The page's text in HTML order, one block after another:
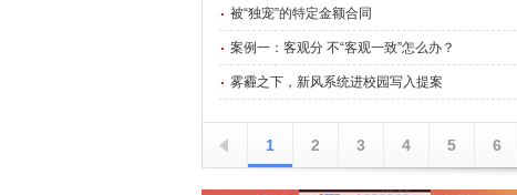
被“独宠”的特定金额合同
案例一：客观分 不“客观一致”怎么办？
雾霾之下，新风系统进校园写入提案
1 2 3 4 5 6